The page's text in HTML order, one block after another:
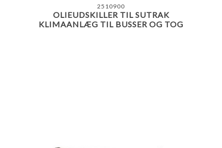
2510900
OLIEUDSKILLER TIL SUTRAK
KLIMAANLÆG TIL BUSSER OG TOG